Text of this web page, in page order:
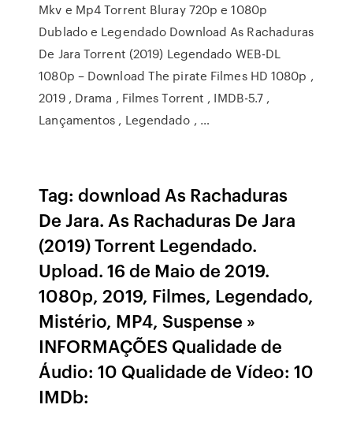
Mkv e Mp4 Torrent Bluray 720p e 1080p
Dublado e Legendado Download As Rachaduras
De Jara Torrent (2019) Legendado WEB-DL
1080p – Download The pirate Filmes HD 1080p ,
2019 , Drama , Filmes Torrent , IMDB-5.7 ,
Lançamentos , Legendado , …
Tag: download As Rachaduras
De Jara. As Rachaduras De Jara
(2019) Torrent Legendado.
Upload. 16 de Maio de 2019.
1080p, 2019, Filmes, Legendado,
Mistério, MP4, Suspense »
INFORMAÇÕES Qualidade de
Áudio: 10 Qualidade de Vídeo: 10
IMDb: